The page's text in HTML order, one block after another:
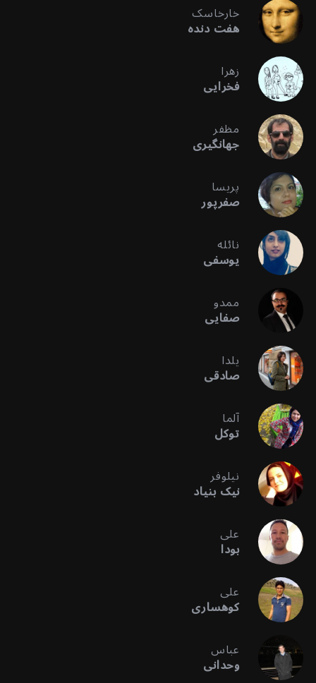
خارخاسک
هفت دنده
زهرا
فخرایی
مظفر
جهانگیری
پریسا
صفرپور
نائله
یوسفی
ممدو
صفایی
یلدا
صادقی
آلما
توکل
نیلوفر
نیک بنیاد
علی
بودا
علی
کوهساری
عباس
وحدانی